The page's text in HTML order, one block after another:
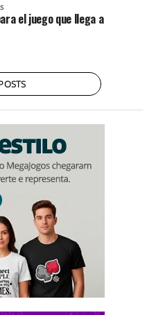
el juego que llega a